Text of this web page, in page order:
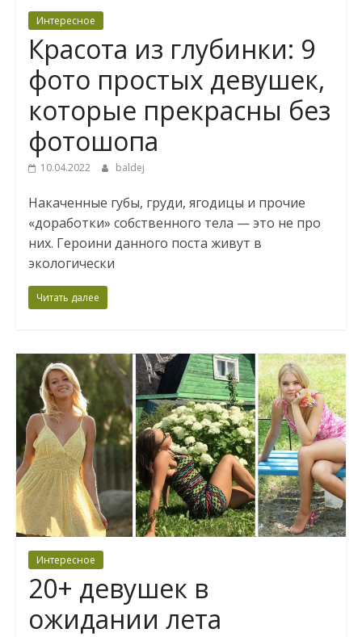
Интересное
Красота из глубинки: 9
фото простых девушек,
которые прекрасны без
фотошопа
10.04.2022 baldej
Накаченные губы, груди, ягодицы и прочие
«доработки» собственного тела — это не про
них. Героини данного поста живут в
экологически
Читать далее
Интересное
20+ девушек в
ожидании лета